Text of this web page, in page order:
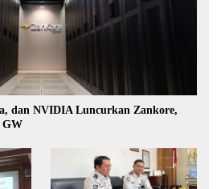
dan NVIDIA Luncurkan Zankore,
GW